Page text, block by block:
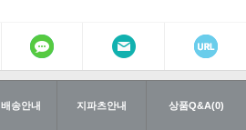
배송안내 지파츠안내 상품Q&A(0)